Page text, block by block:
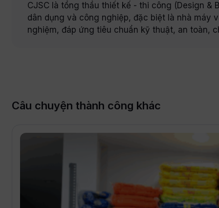
CJSC là tổng thầu thiết kế - thi công (Design &
dân dụng và công nghiệp, đặc biệt là nhà máy
nghiệm, đáp ứng tiêu chuẩn kỹ thuật, an toàn,
Câu chuyện thành công khác